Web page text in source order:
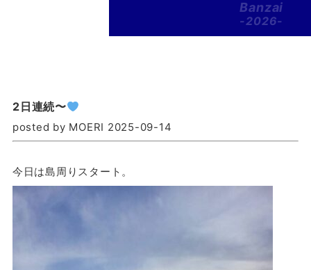
Banzai
-2026-
2日連続〜
posted by MOERI 2025-09-14
今日は島周りスタート。